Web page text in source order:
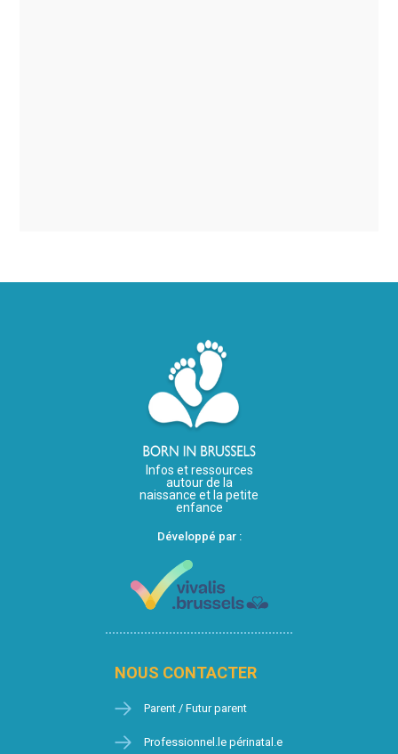
Infos et ressources
autour de la
naissance et la petite
enfance
Développé par :
NOUS CONTACTER
Parent / Futur parent
Professionnel.le périnatal.e